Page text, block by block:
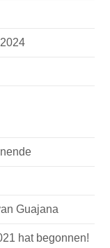
Guajana
hat begonnen!